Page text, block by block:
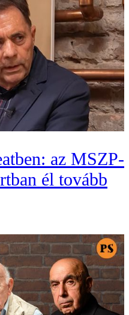
az MSZP-
él tovább